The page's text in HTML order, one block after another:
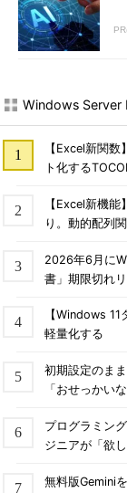
い」と表示される
バ）上の仮想マシ
情報を取得できず
」（情報
メモリ］カテ
Windows Server
【Excel新関
ト化する
【Excel新機
り。動的配列
2026年6月に
書」期限切れ
【Windows
軽量化する
初期設定のま
「おせっかい
プログラミン
ジニアが「欲
無料版Gemini